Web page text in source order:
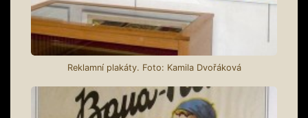
Reklamní plakáty. Foto: Kamila Dvořáková